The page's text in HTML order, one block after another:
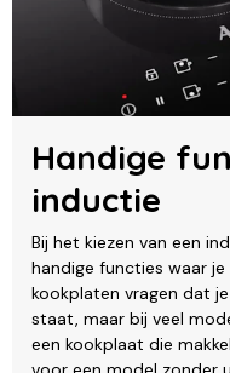
Handige
inductie
Bij het kiezen van een
handige functies waar
kookplaten vragen dat
staat, maar bij veel
een kookplaat die